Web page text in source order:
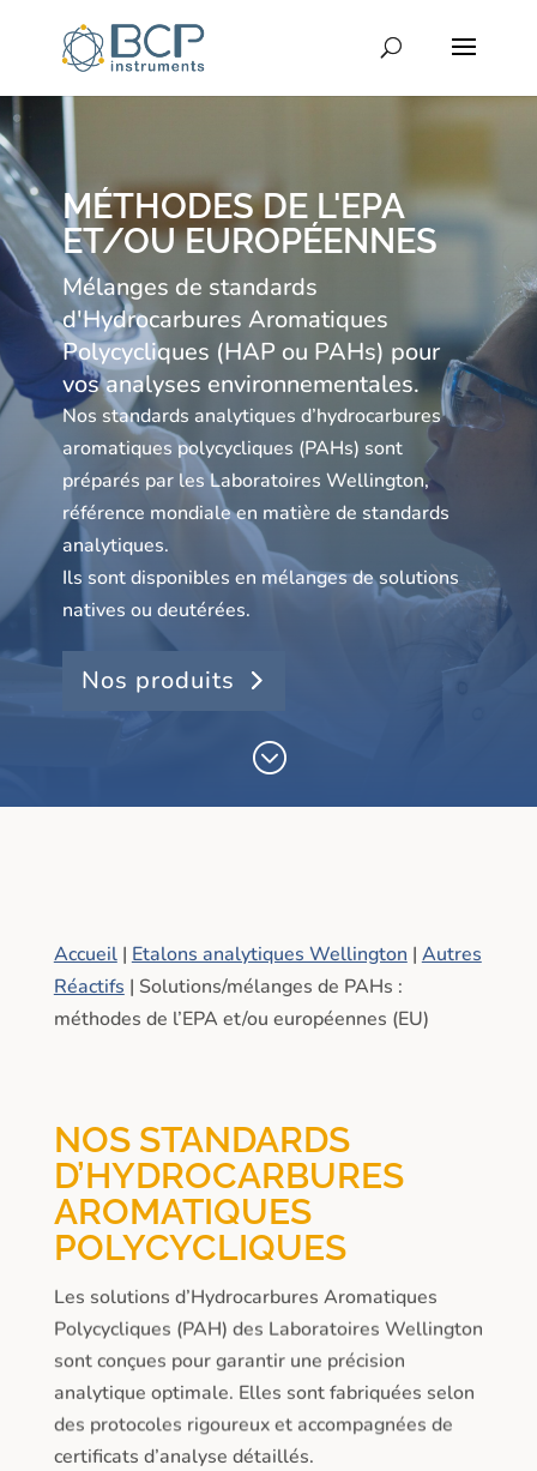
MÉTHODES DE L'EPA
ET/OU EUROPÉENNES
Mélanges de standards
d'Hydrocarbures Aromatiques
Polycycliques (HAP ou PAHs) pour
vos analyses environnementales.
Nos standards analytiques d’hydrocarbures
aromatiques polycycliques (PAHs) sont
préparés par les Laboratoires Wellington,
référence mondiale en matière de standards
analytiques.
Ils sontdisponibles en mélanges de solutions
natives ou deutérées.
Nos produits
;
Accueil| Etalons analytiques Wellington | Autres
Réactifs | Solutions/mélanges de PAHs :
méthodes de l’EPA et/ou européennes (EU)
NOS STANDARDS
D’HYDROCARBURES
AROMATIQUES
POLYCYCLIQUES
Les solutions d’Hydrocarbures Aromatiques
Polycycliques (PAH) des Laboratoires Wellington
sont conçues pour garantir une précision
analytique optimale. Elles sont fabriquées selon
des protocoles rigoureux et accompagnées de
certificats d’analyse détaillés.